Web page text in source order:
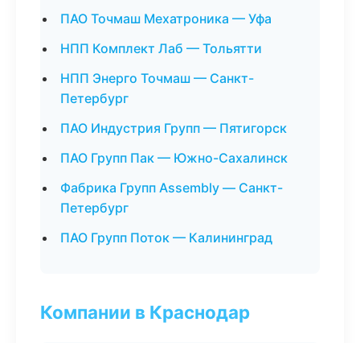
ПАО Точмаш Мехатроника — Уфа
НПП Комплект Лаб — Тольятти
НПП Энерго Точмаш — Санкт-
Петербург
ПАО Индустрия Групп — Пятигорск
ПАО Групп Пак — Южно-Сахалинск
Фабрика Групп Assembly — Санкт-
Петербург
ПАО Групп Поток — Калининград
Компании в Краснодар